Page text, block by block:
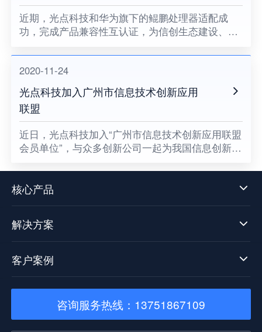
近期，光点科技和华为旗下的鲲鹏处理器适配成
功，完成产品兼容性互认证，为信创生态建设、关
2020-11-24
光点科技加入广州市信息技术创新应用
联盟
​近日，光点科技加入“广州市信息技术创新应用联盟
会员单位”，与众多创新公司一起为我国信息创新发
台技术发展迈向了新阶段。
核心产品
解决方案
客户案例
咨询服务热线：13751867109